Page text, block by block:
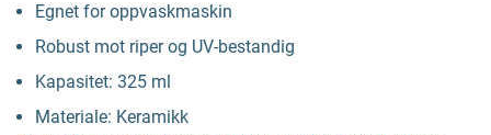
Egnet for oppvaskmaskin
Robust mot riper og UV-bestandig
Kapasitet: 325 ml
Materiale: Keramikk